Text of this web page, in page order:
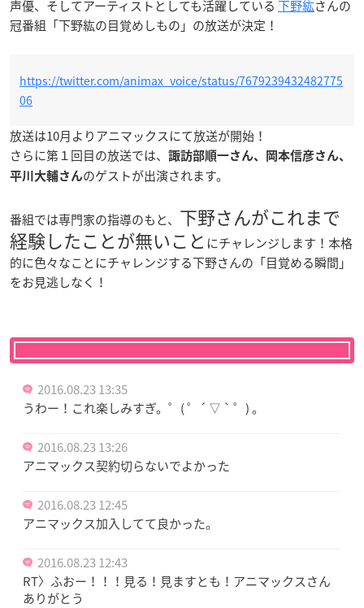
声優、そしてアーティストとしても活躍している 下野紘さんの
冠番組「下野紘の目覚めしもの」の放送が決定！
https://twitter.com/animax_voice/status/7679239432482775
06
放送は10月よりアニマックスにて放送が開始！
さらに第１回目の放送では、
諏訪部順一さん、岡本信彦さん、
平川大輔さんのゲストが出演されます。
番組では専門家の指導のもと、 下野さんがこれまで
経験したことが無いこと にチャレンジします！本格
的に色々なことにチャレンジする下野さんの「目覚める瞬間」
をお見逃しなく！
2016.08.23 13:35
うわー！これ楽しみすぎ。゜( ゜´ ▽ ` ゜) 。
2016.08.23 13:26
アニマックス契約切らないでよかった
2016.08.23 12:45
アニマックス加入してて良かった。
2016.08.23 12:43
RT〉ふおー！！！見る！見ますとも！アニマックスさん
ありがとう